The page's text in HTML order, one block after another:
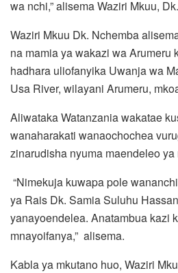
wa nchi,” alisema Waziri Mkuu,
Waziri Mkuu Dk. Nchemba
na mamia ya wakazi wa Arumeru
hadhara uliofanyika Uwanja wa
Usa River, wilayani Arumeru,
Aliwataka Watanzania wakatae
wanaharakati wanaochochea
zinarudisha nyuma maendeleo ya
“Nimekuja kuwapa pole
ya Rais Dk. Samia Suluhu
yanayoendelea. Anatambua kazi
mnayoifanya,” alisema.
Kabla ya mkutano huo, Waziri